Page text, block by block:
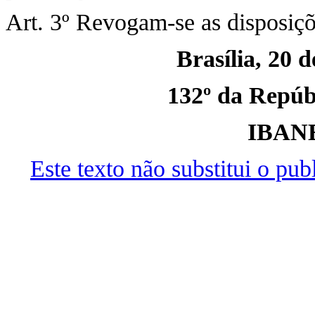
Art. 3º Revogam-se as
Brasília, 20
132º da
Este texto não substitui o